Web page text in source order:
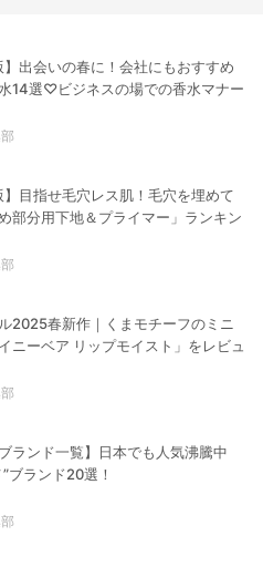
】出会いの春に！会社にもおすすめ
14選♡ビジネスの場での香水マナー
】目指せ毛穴レス肌！毛穴を埋めて
部分用下地＆プライマー」ランキン
2025春新作｜くまモチーフのミニ
ニーベア リップモイスト」をレビュ
ランド一覧】日本でも人気沸騰中
ブランド20選！